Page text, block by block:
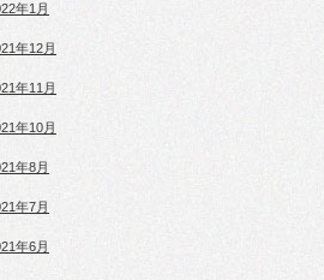
年1月
年12月
年11月
年10月
年8月
年7月
年6月